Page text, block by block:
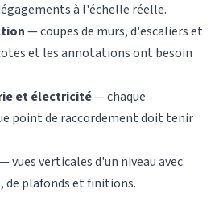
à l'échelle réelle.
— coupes de murs, d'escaliers et
et les annotations ont besoin
et électricité— chaque
point de raccordement doit tenir
— vues verticales d'un niveau avec
de plafonds et finitions.